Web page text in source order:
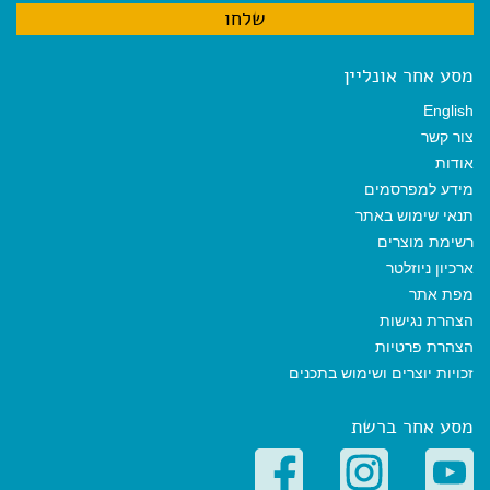
מסע אחר אונליין
English
צור קשר
אודות
מידע למפרסמים
תנאי שימוש באתר
רשימת מוצרים
ארכיון ניוזלטר
מפת אתר
הצהרת נגישות
הצהרת פרטיות
זכויות יוצרים ושימוש בתכנים
מסע אחר ברשת